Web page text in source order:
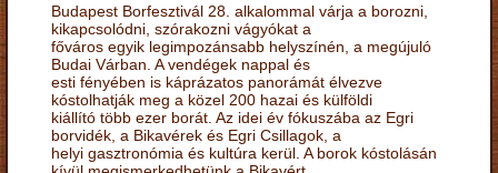
Budapest Borfesztivál 28. alkalommal várja a borozni,
kikapcsolódni, szórakozni vágyókat a
főváros egyik legimpozánsabb helyszínén, a megújuló
Budai Várban. A vendégek nappal és
esti fényében is káprázatos panorámát élvezve
kóstolhatják meg a közel 200 hazai és külföldi
kiállító több ezer borát. Az idei év fókuszába az Egri
borvidék, a Bikavérek és Egri Csillagok, a
helyi gasztronómia és kultúra kerül. A borok kóstolásán